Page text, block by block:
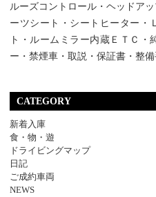
ルーズコントロール・ヘッドア
ーツシート・シートヒーター・
ト・ルームミラー内蔵ＥＴＣ
ー・禁煙車・取説・保証書・整
CATEGORY
新着入庫
食・物・遊
ドライビングマップ
日記
ご成約車両
NEWS